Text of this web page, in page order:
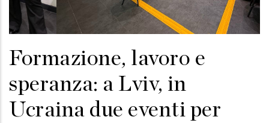
Formazione, lavoro e
speranza: a Lviv, in
Ucraina due eventi per